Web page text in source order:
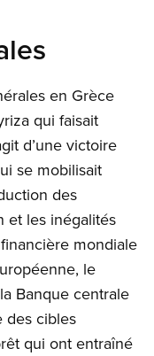
en Grèce
qui faisait
d’une victoire
se mobilisait
des
et les inégalités
mondiale
le
Banque centrale
des cibles
qui ont entraîné